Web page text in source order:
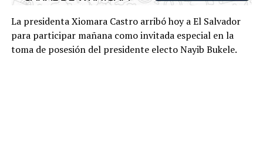
La presidenta Xiomara Castro arribó hoy a El Salvador
para participar mañana como invitada especial en la
toma de posesión del presidente electo Nayib Bukele.